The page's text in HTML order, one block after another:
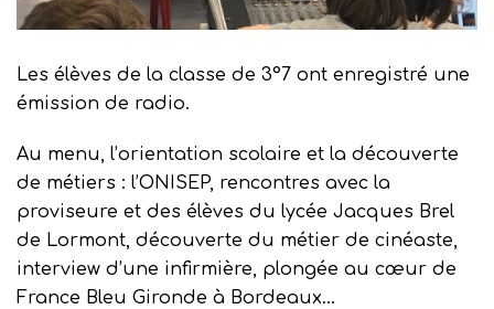
Les élèves de la classe de 3°7 ont enregistré une
émission de radio.
Au menu, l’orientation scolaire et la découverte
de métiers : l’ONISEP, rencontres avec la
proviseure et des élèves du lycée Jacques Brel
de Lormont, découverte du métier de cinéaste,
interview d’une infirmière, plongée au cœur de
France Bleu Gironde à Bordeaux…